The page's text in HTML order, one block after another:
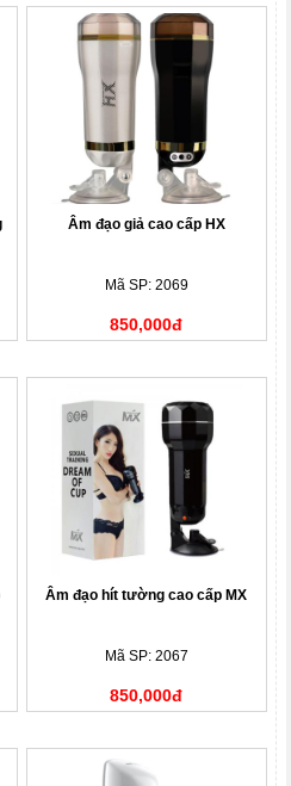
Âm đạo giả cao cấp HX
Mã SP: 2069
850,000đ
Âm đạo hít tường cao cấp MX
Mã SP: 2067
850,000đ